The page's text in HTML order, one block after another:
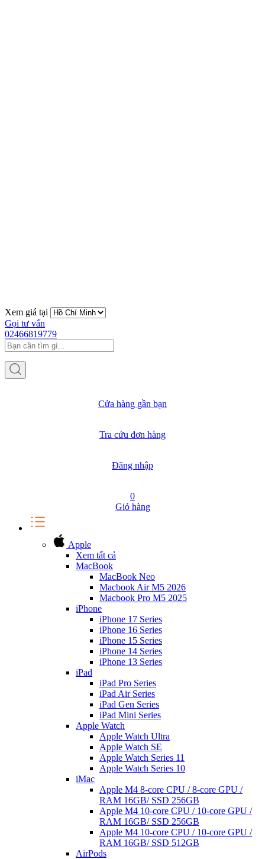
Xem giá tại
Gọi tư vấn
02466819779
Cửa hàng gần bạn
Tra cứu đơn hàng
Đăng nhập
0
Giỏ hàng
Apple
Xem tất cả
MacBook
MacBook Neo
Macbook Air M5 2026
Macbook Pro M5 2025
iPhone
iPhone 17 Series
iPhone 16 Series
iPhone 15 Series
iPhone 14 Series
iPhone 13 Series
iPad
iPad Pro Series
iPad Air Series
iPad Gen Series
iPad Mini Series
Apple Watch
Apple Watch Ultra
Apple Watch SE
Apple Watch Series 11
Apple Watch Series 10
iMac
Apple M4 8-core CPU / 8-core GPU /
RAM 16GB/ SSD 256GB
Apple M4 10-core CPU / 10-core GPU /
RAM 16GB/ SSD 256GB
Apple M4 10-core CPU / 10-core GPU /
RAM 16GB/ SSD 512GB
AirPods